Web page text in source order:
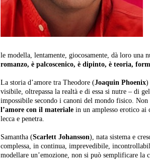
le modella, lentamente, giocosamente, dà loro una
romanzo, è palcoscenico, è dipinto, è teoria,
La storia d’amore tra Theodore (Joaquin Phoenix)
visibile, oltrepassa la realtà e di essa si nutre – di
impossibile secondo i canoni del mondo fisico.
l’amore con il materiale in un amplesso erotico
lecca e penetra.
Samantha (Scarlett Johansson), nata sistema e
complessa, in continua, imprevedibile,
modellare un’emozione, non si può semplificare la